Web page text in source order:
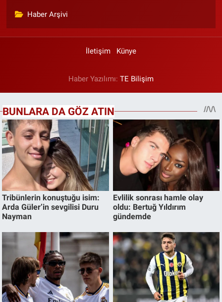
Haber Arşivi
İletişim Künye
Haber Yazılımı: TE Bilişim